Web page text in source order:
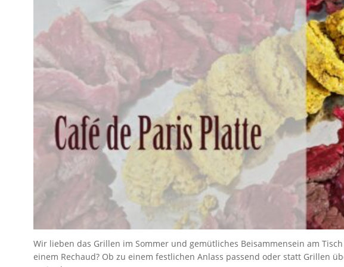
Wir lieben das Grillen im Sommer und gemütliches Beisammensein am
einem Rechaud? Ob zu einem festlichen Anlass passend oder statt Grillen